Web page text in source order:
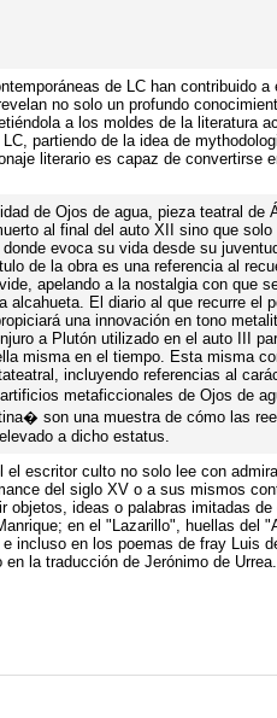
de LC han contribuido
no solo un profundo
a los moldes de la literatura
partiendo de la idea de
literario es capaz de convertirse
de Ojos de agua, pieza teatral de
al final del auto XII sino que
evoca su vida desde su
de la obra es una referencia al
apelando a la nostalgia con que
alcahueta. El diario al que recurre el
una innovación en tono
a Plutón utilizado en el auto III
misma en el tiempo. Esta misma
incluyendo referencias al
metaficcionales de Ojos de
son una muestra de cómo las
a dicho estatus.
el escritor culto no solo lee con
del siglo XV o a sus mismos
objetos, ideas o palabras imitadas
en el "Lazarillo", huellas del
incluso en los poemas de fray Luis
la traducción de Jerónimo de